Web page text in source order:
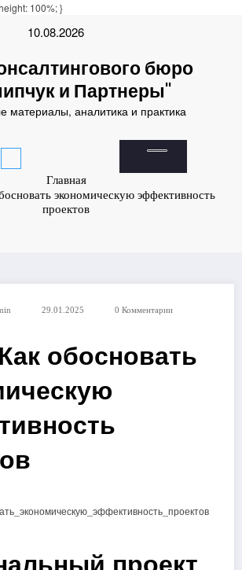
online casinos
100%; }
10.08.2026
бюро
и Партнеры"
материалы, аналитика и практика
Главная
экономическую эффективность
проектов
29.01.2025 0 Комментарии
обосновать